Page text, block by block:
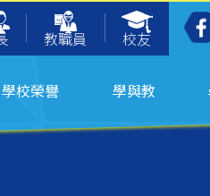
教職員 校友
學校榮譽 學與教